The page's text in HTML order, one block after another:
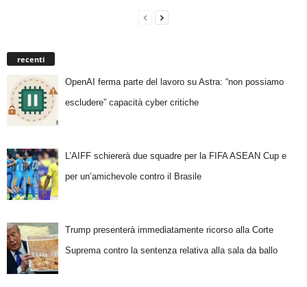
recenti
OpenAI ferma parte del lavoro su Astra: “non possiamo
escludere” capacità cyber critiche
L’AIFF schiererà due squadre per la FIFA ASEAN Cup e
per un’amichevole contro il Brasile
Trump presenterà immediatamente ricorso alla Corte
Suprema contro la sentenza relativa alla sala da ballo